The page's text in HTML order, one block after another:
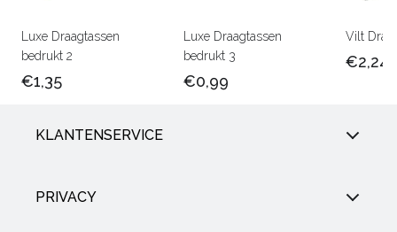
Luxe Draagtassen
bedrukt 2
€1,35
Luxe Draagtassen
bedrukt 3
€0,99
Vilt
€2,24
KLANTENSERVICE
PRIVACY